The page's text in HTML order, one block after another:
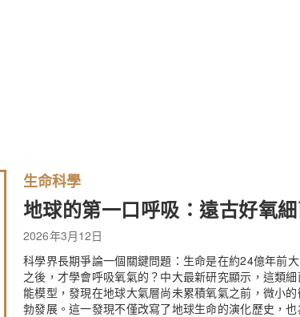
生命科學
地球的第一口呼吸：遠古好氧
2026年3月12日
科學界長期爭論一個關鍵問題：生命是在約24億年前
之後，才學會呼吸氧氣的？中大最新研究顯示，這類
能模型，發現在地球大氣層尚未累積氧氣之前，微小
勃發展。這一發現不僅改寫了地球生命的演化歷史，